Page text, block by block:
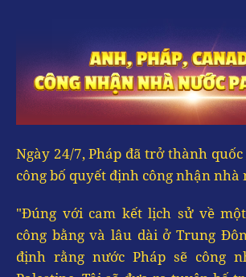
Ngày 24/7, Pháp đã trở thành
công bố quyết định công nhận nhà
"Đúng với cam kết lịch sử về
công bằng và lâu dài ở Trung
định rằng nước Pháp sẽ công